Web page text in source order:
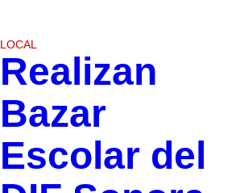
LOCAL
Realizan
Bazar
Escolar del